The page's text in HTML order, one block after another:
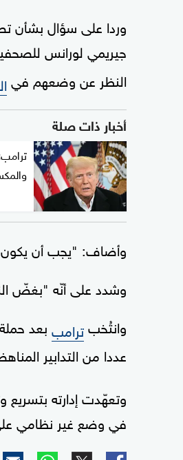
وردا على سؤال بشأن
جيريمي لورانس
النظر عن وضعهم في
أخبار ذات صلة
وأضاف: "يجب أن يكون
وشدد على أنّه "بغضّ
وانتُخبترامب بعد
عددا من التدابير
في وضع غير نظامي